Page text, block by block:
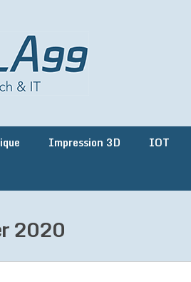
Impression 3D IOT
2020